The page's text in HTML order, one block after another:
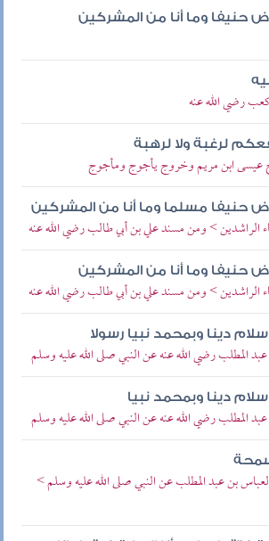
حنيفا وما أنا من المشركين
رضي الله عنه
لرغبة ولا لرهبة
عيسى ابن مريم وخروج يأجوج ومأجوج
حنيفا مسلما وما أنا من المشركين
الراشدين > ومن مسند علي بن أبي طالب رضي الله عنه
حنيفا وما أنا من المشركين
الراشدين > ومن مسند علي بن أبي طالب رضي الله عنه
دينا وبمحمد نبيا رسولا
رضي الله عنه عن النبي صلى الله عليه وسلم
دينا وبمحمد نبيا
رضي الله عنه عن النبي صلى الله عليه وسلم
بن عبد المطلب عن النبي صلى الله عليه وسلم >